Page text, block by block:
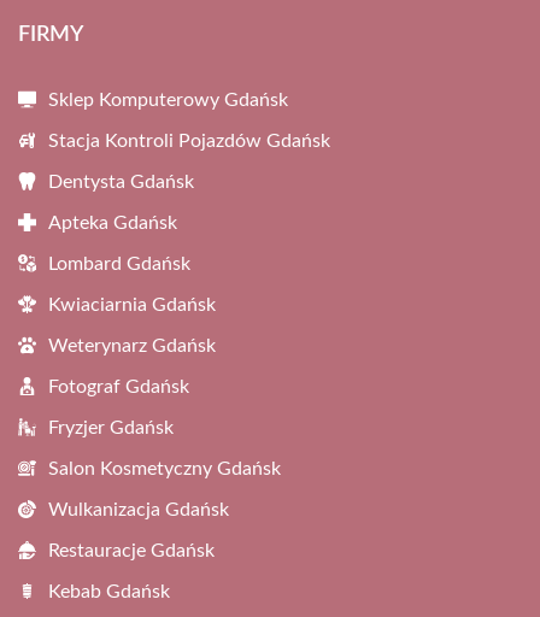
FIRMY
Sklep Komputerowy Gdańsk
Stacja Kontroli Pojazdów Gdańsk
Dentysta Gdańsk
Apteka Gdańsk
Lombard Gdańsk
Kwiaciarnia Gdańsk
Weterynarz Gdańsk
Fotograf Gdańsk
Fryzjer Gdańsk
Salon Kosmetyczny Gdańsk
Wulkanizacja Gdańsk
Restauracje Gdańsk
Kebab Gdańsk